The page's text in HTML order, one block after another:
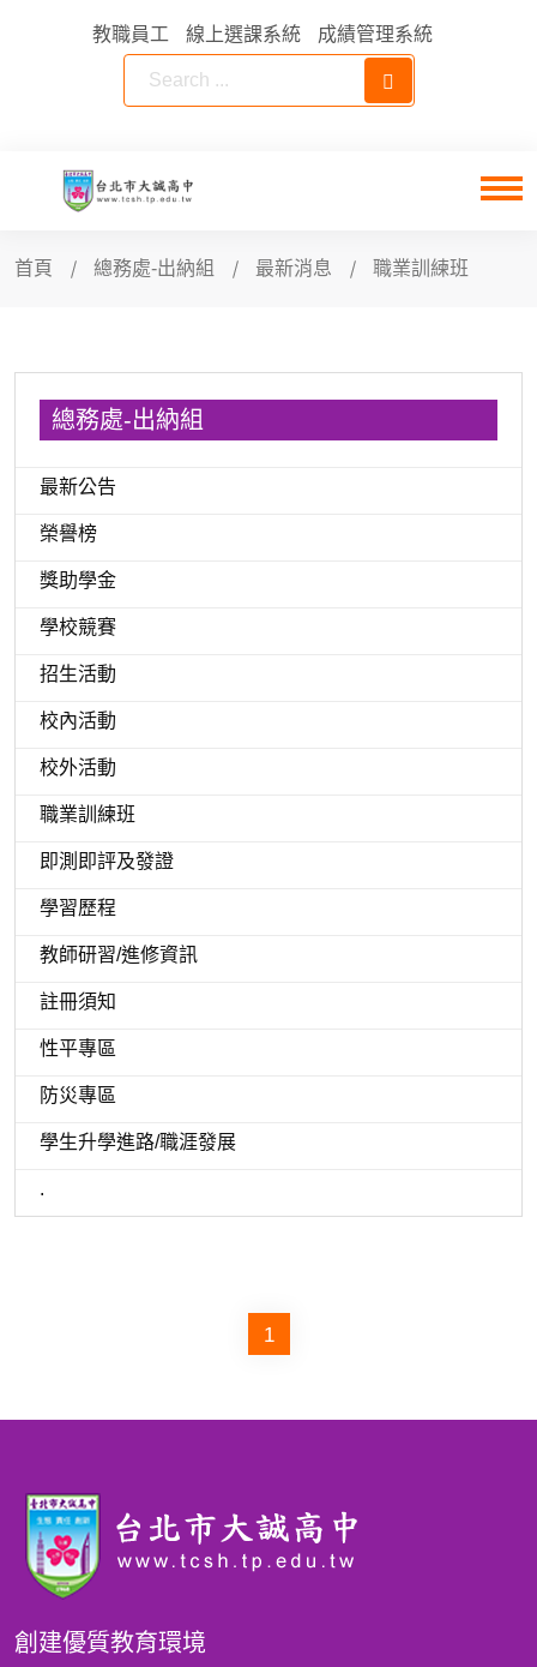
教職員工 線上選課系統 成績管理系統
首頁 總務處-出納組 最新消息 職業訓練班
總務處-出納組
最新公告
榮譽榜
獎助學金
學校競賽
招生活動
校內活動
校外活動
職業訓練班
即測即評及發證
學習歷程
教師研習/進修資訊
註冊須知
性平專區
防災專區
學生升學進路/職涯發展
.
1
創建優質教育環境